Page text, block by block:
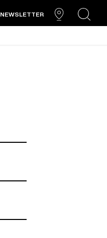
NEWSLETTER
search